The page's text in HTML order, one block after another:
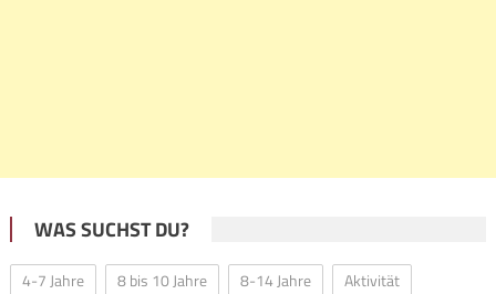
WAS SUCHST DU?
4-7 Jahre 8 bis 10 Jahre 8-14 Jahre
Aktivität